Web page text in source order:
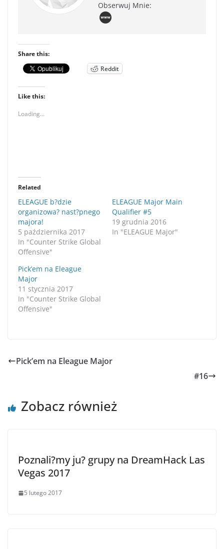
Obserwuj Mnie:
Share this:
Reddit
Like this:
Loading...
Related
ELEAGUE b?dzie
organizowa? nast?pnego
majora!
5 października 2017
In "Counter Strike Global
Offensive"
ELEAGUE Major Main
Qualifier #5
19 grudnia 2016
In "ELEAGUE Major"
Pick’em na Eleague
Major
11 stycznia 2017
In "Counter Strike Global
Offensive"
Pick’em na Eleague Major
#16
Zobacz również
Poznali?my ju? grupy na DreamHack Las
Vegas 2017
5 lutego 2017